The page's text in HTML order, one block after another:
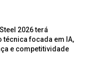
2026 terá
técnica focada em IA,
e competitividade